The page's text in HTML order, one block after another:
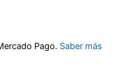
Pago. Saber más